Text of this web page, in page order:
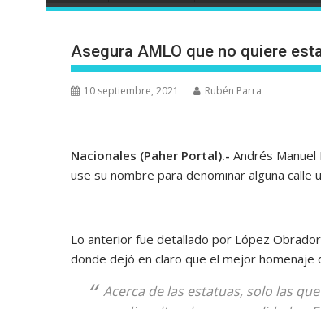
Asegura AMLO que no quiere
10 septiembre, 2021 Rubén Parra
Nacionales (Paher Portal).- Andrés
use su nombre para denominar alguna calle
Lo anterior fue detallado por López
donde dejó en claro que el mejor homenaje
Acerca de las estatuas, solo las